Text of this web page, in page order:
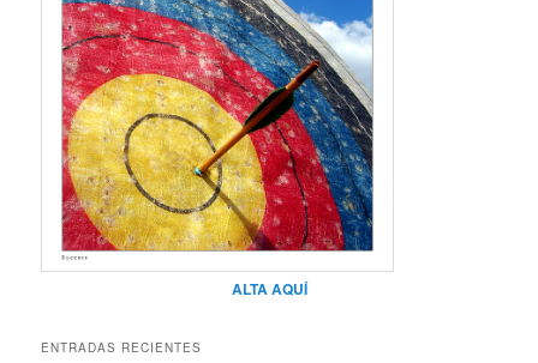
ALTA AQUÍ
ENTRADAS RECIENTES